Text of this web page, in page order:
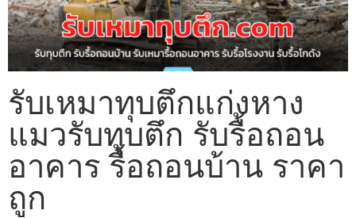
รับเหมาทุบตึกแก่งหาง
แมวรับทุบตึก รับรื้อถอน
อาคาร รื้อถอนบ้าน ราคา
ถูก